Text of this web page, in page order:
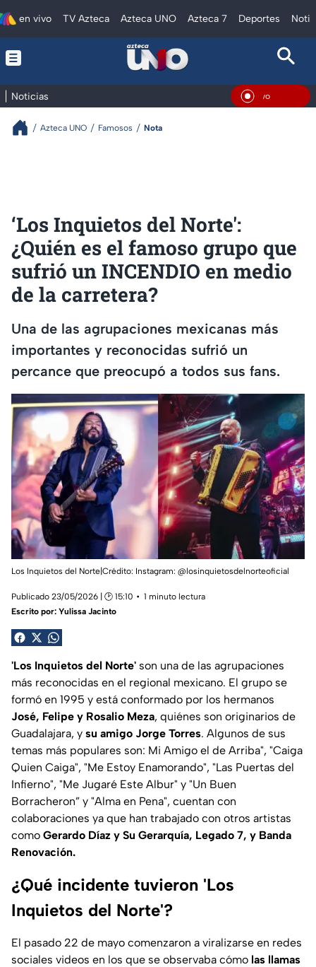
en vivo TV Azteca Azteca UNO Azteca 7 Deportes
Noticias En
Azteca UNO Famosos Nota
‘Los Inquietos del Norte':
¿Quién es el famoso grupo que
sufrió un INCENDIO en medio
de la carretera?
Una de las agrupaciones mexicanas más
importantes y reconocidas sufrió un
percance que preocupó a todos sus fans.
Los Inquietos del Norte|Crédito: Instagram: @losinquietosdelnorteoficial
Publicado 23/05/2026 | 🕑 15:10
1 minuto lectura
Escrito por: Yulissa Jacinto
'Los Inquietos del Norte' son una de las agrupaciones
más reconocidas en el regional mexicano. El grupo se
formó en 1995 y está conformado por los hermanos
José, Felipe y Rosalio Meza, quiénes son originarios de
Guadalajara, y su amigo Jorge Torres. Algunos de sus
temas más populares son: Mi Amigo el de Arriba", "Caiga
Quien Caiga", "Me Estoy Enamorando", "Las Puertas del
Infierno", "Me Jugaré Este Albur" y "Un Buen
Borracheron” y "Alma en Pena", cuentan con
colaboraciones ya que han trabajado con otros artistas
como Gerardo Díaz y Su Gerarquía, Legado 7, y Banda
Renovación.
¿Qué incidente tuvieron 'Los
Inquietos del Norte'?
El pasado 22 de mayo comenzaron a viralizarse en redes
sociales videos en los que se observaba cómo las llamas